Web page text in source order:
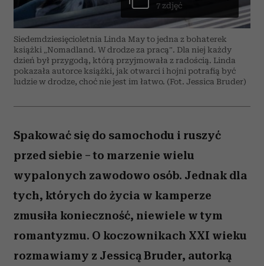
Siedemdziesięcioletnia Linda May to jedna z bohaterek
książki „Nomadland. W drodze za pracą”. Dla niej każdy
dzień był przygodą, którą przyjmowała z radością. Linda
pokazała autorce książki, jak otwarci i hojni potrafią być
ludzie w drodze, choć nie jest im łatwo. (Fot. Jessica Bruder)
7 zdjęć
Spakować się do samochodu i ruszyć
przed siebie – to marzenie wielu
wypalonych zawodowo osób. Jednak dla
tych, których do życia w kamperze
zmusiła konieczność, niewiele w tym
romantyzmu. O koczownikach XXI wieku
rozmawiamy z Jessicą Bruder, autorką